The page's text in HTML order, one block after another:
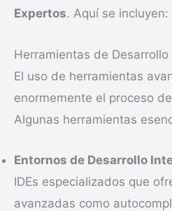
Expertos. Aquí se incluyen:
Herramientas de Desarrollo
El uso de herramientas
enormemente el proceso
Algunas herramientas
Entornos de Desarrollo
IDEs especializados que
avanzadas como